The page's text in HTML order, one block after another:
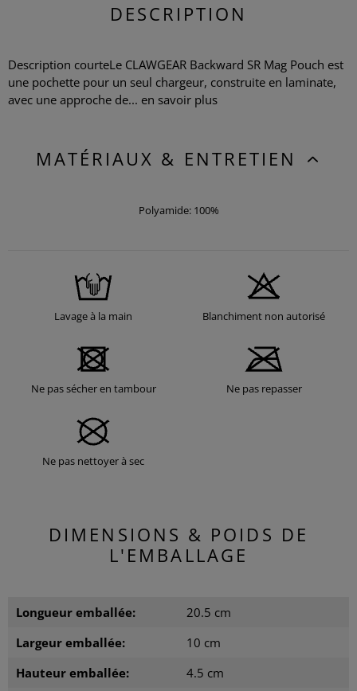
DESCRIPTION
Description courteLe CLAWGEAR Backward SR Mag Pouch est
une pochette pour un seul chargeur, construite en laminate,
avec une approche de... en savoir plus
MATÉRIAUX & ENTRETIEN
Polyamide: 100%
Lavage à la main Blanchiment non autorisé
Ne pas sécher en tambour Ne pas repasser
Ne pas nettoyer à sec
DIMENSIONS & POIDS DE
L'EMBALLAGE
Longueur emballée:
20.5 cm
Largeur emballée:
10 cm
Hauteur emballée:
4.5 cm